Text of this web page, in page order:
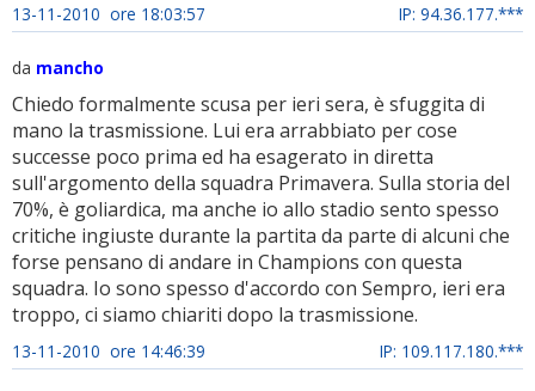
13-11-2010 ore 18:03:57 IP: 94.36.177.***
da mancho
Chiedo formalmente scusa per ieri sera, è sfuggita di
mano la trasmissione. Lui era arrabbiato per cose
successe poco prima ed ha esagerato in diretta
sull'argomento della squadra Primavera. Sulla storia del
70%, è goliardica, ma anche io allo stadio sento spesso
critiche ingiuste durante la partita da parte di alcuni che
forse pensano di andare in Champions con questa
squadra. Io sono spesso d'accordo con Sempro, ieri era
troppo, ci siamo chiariti dopo la trasmissione.
13-11-2010 ore 14:46:39 IP: 109.117.180.***